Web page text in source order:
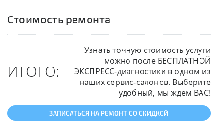
Стоимость ремонта
ИТОГО:
Узнать точную стоимость услуги
можно после БЕСПЛАТНОЙ
ЭКСПРЕСС-диагностики в одном из
наших сервис-салонов. Выберите
удобный, мы ждем ВАС!
ЗАПИСАТЬСЯ НА РЕМОНТ СО СКИДКОЙ